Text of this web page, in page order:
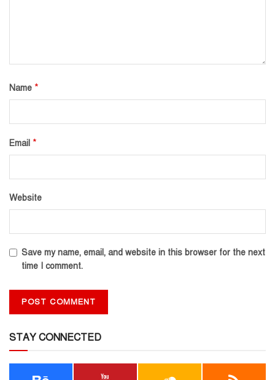
Name *
Email *
Website
Save my name, email, and website in this browser for the next
time I comment.
STAY CONNECTED